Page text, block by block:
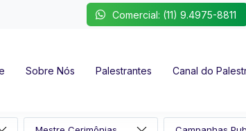
Comercial: (11) 9.4975-8811
Sobre Nós Palestrantes Canal do